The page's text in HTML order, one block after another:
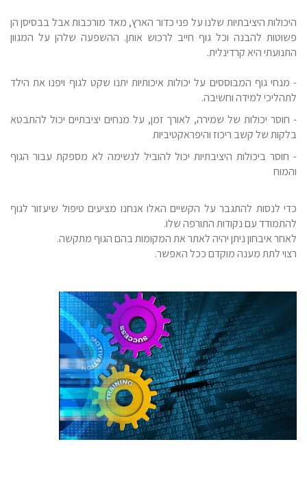
היכולות היציבתיות שלנו על פני כדור הארץ, מאד מורכבות אבל בבסיסן הן
פשוטות להבנה וכל גוף חייב לרכוש אותן. ההשפעה שלהן על המגוון
התנועתי היא קרדינלית.
- מנחי גוף המבוססים על יכולות איכותיות יתנו שקט לגוף ויפנו את הילד
לתהליכי למידה וחשיבה.
- חוסר יכולות של שמירה, לאורך זמן, על מנחים יציבתיים יכול להתבטא
בלקות של קשב ריכוז והיפראקטיביות
- חוסר ביכולות היציבתיות יכול להוביל לנשימה לא מספקת עבור הגוף
והמוח
כדי לנסות להתגבר על הקשיים האלו אנחנו מציעים טיפול שיעזור לגוף
להתמודד עם נקודות התורפה שלו.
לאחר איבחון ניתן יהיה לאתר את המקומות בהם הגוף מתקשה.
רצוי לתת מענה מוקדם ככל האפשר.